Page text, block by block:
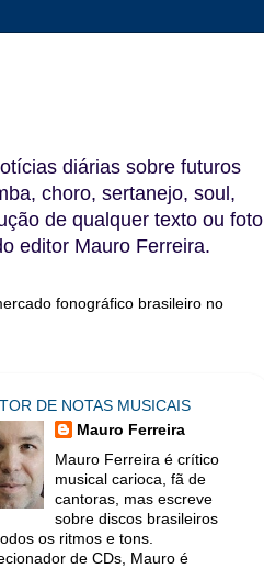
diárias sobre futuros
choro, sertanejo, soul,
de qualquer texto ou foto
editor Mauro Ferreira.
fonográfico brasileiro no
DE NOTAS MUSICAIS
Mauro Ferreira
Mauro Ferreira é crítico
musical carioca, fã de
cantoras, mas escreve
sobre discos brasileiros
os ritmos e tons.
de CDs, Mauro é